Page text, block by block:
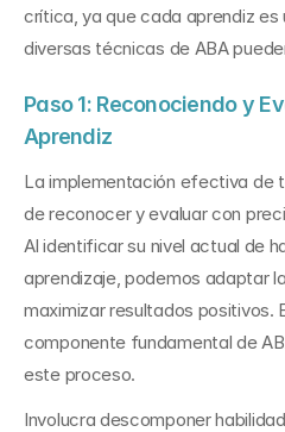
crítica, ya que cada aprendiz es
diversas técnicas de ABA
Paso 1: Reconociendo y
Aprendiz
La implementación efectiva de
de reconocer y evaluar con
Al identificar su nivel actual de
aprendizaje, podemos adaptar
maximizar resultados positivos.
componente fundamental de
este proceso.
Involucra descomponer